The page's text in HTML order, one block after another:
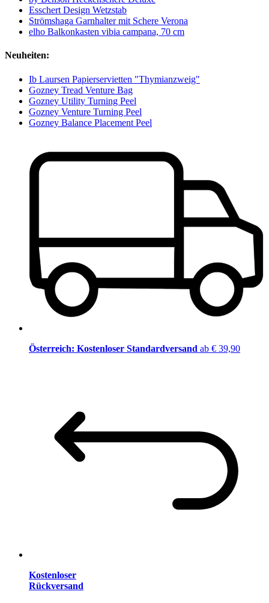
Esschert Design Wetzstab
Strömshaga Garnhalter mit Schere Verona
elho Balkonkasten vibia campana, 70 cm
Neuheiten:
Ib Laursen Papierservietten "Thymianzweig"
Gozney Tread Venture Bag
Gozney Utility Turning Peel
Gozney Venture Turning Peel
Gozney Balance Placement Peel
Österreich: Kostenloser Standardversand ab € 39,90
Kostenloser
Rückversand